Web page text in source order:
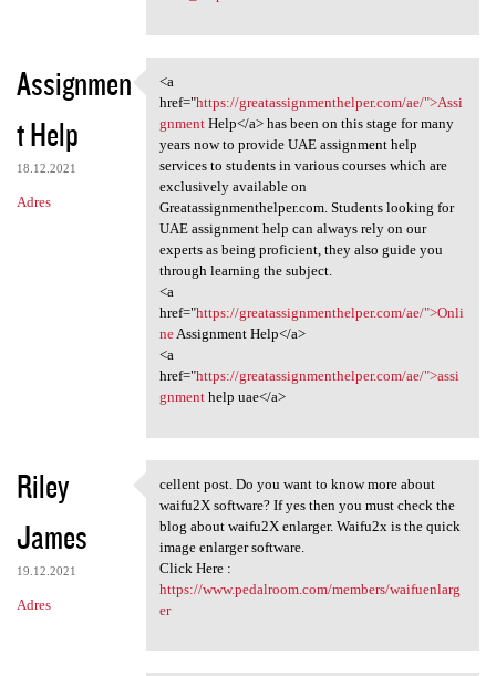
Assignmen
t Help
18.12.2021
Adres
<a href="https:/
<a
href="https://greatassignmenthelper.com/ae/">Assi
gnmentHelp</a> has been on this stage for many
years now to provide UAE assignment help
services to students in various courses which are
exclusively available on
Greatassignmenthelper.com. Students looking for
UAE assignment help can always rely on our
experts as being proficient, they also guide you
through learning the subject.
<a
href="https://greatassignmenthelper.com/ae/">Onli
neAssignment Help</a>
<a
href="https://greatassignmenthelper.com/ae/">assi
gnmenthelp uae</a>
Riley
James
19.12.2021
Adres
cellent post. Do you want to
cellent post. Do you want to know more about
waifu2X software? If yes then you must check the
blog about waifu2X enlarger. Waifu2x is the quick
image enlarger software.
Click Here :
https://www.pedalroom.com/members/waifuenlarg
er